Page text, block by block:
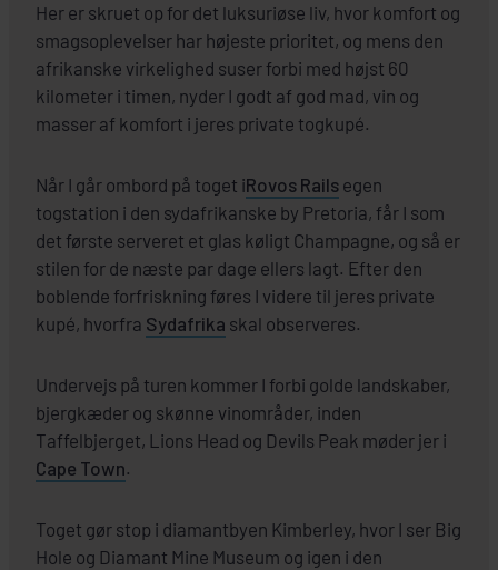
Her er skruet op for det luksuriøse liv, hvor komfort og
smagsoplevelser har højeste prioritet, og mens den
afrikanske virkelighed suser forbi med højst 60
kilometer i timen, nyder I godt af god mad, vin og
masser af komfort i jeres private togkupé.
Når I går ombord på toget iRovos Rails egen
togstation i den sydafrikanske by Pretoria, får I som
det første serveret et glas køligt Champagne, og så er
stilen for de næste par dage ellers lagt. Efter den
boblende forfriskning føres I videre til jeres private
kupé, hvorfra Sydafrika skal observeres.
Undervejs på turen kommer I forbi golde landskaber,
bjergkæder og skønne vinområder, inden
Taffelbjerget, Lions Head og Devils Peak møder jer i
Cape Town.
Toget gør stop i diamantbyen Kimberley, hvor I ser Big
Hole og Diamant Mine Museum og igen i den